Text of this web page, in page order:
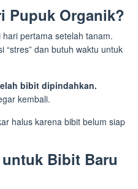
Pupuk Organik?
pertama setelah tanam.
“stres” dan butuh waktu untuk
bibit dipindahkan.
kembali.
halus karena bibit belum siap
Bibit Baru